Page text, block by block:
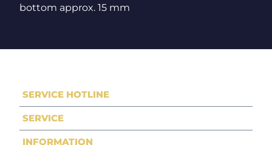
bottom approx. 15 mm
SERVICE HOTLINE
SERVICE
INFORMATION